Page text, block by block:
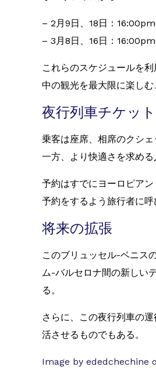
– 2月9日、18日：
– 3月8日、16日：
これらのスケジュールを
中の観光を最大限に楽しむ
夜行列車チケッ
乗客は座席、相席のクシ
一方、より快適さを求め
予約はすでにヨーロピア
予約をするよう旅行者に呼
将来の拡張
このブリュッセル-ベニス
ム-バルセロナ間の新しい
る。
さらに、この夜行列車の
活させるものでもある。
Image by ededchechine